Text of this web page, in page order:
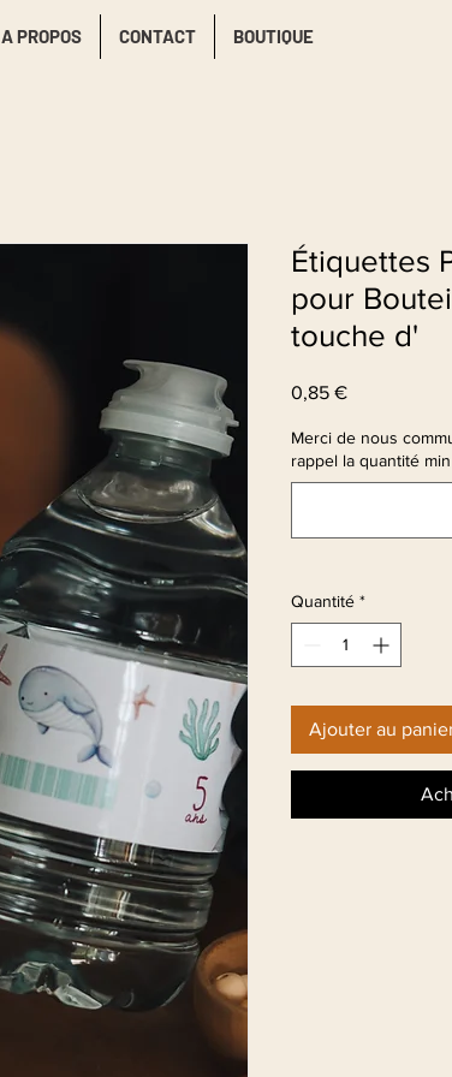
A PROPOS CONTACT BOUTIQUE
Étiquettes
pour
touche d'
0,85 €Prix
Merci de nous
rappel la quantité
Quantité *
Ajouter au